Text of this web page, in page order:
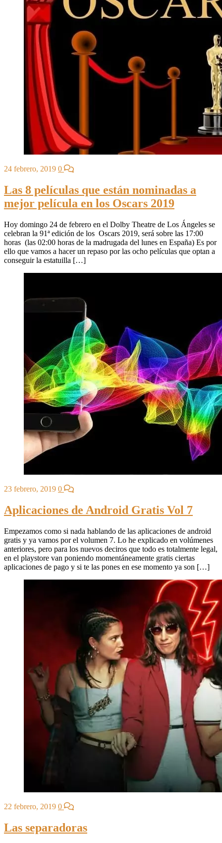
24 febrero, 2019 0
Las 8 películas que están nominadas a
mejor película en los Oscars 2019
Hoy domingo 24 de febrero en el Dolby Theatre de Los Ángeles se
celebran la 91ª edición de los Oscars 2019, será sobre las 17:00
horas (las 02:00 horas de la madrugada del lunes en España) Es por
ello que vamos a hacer un repaso por las ocho películas que optan a
conseguir la estatuilla […]
23 febrero, 2019 0
Aplicaciones de Android Gratis Vol 7
Empezamos como si nada hablando de las aplicaciones de android
gratis y ya vamos por el volumen 7. Lo he explicado en volúmenes
anteriores, pero para los nuevos deciros que todo es totalmente legal,
en el playstore van poniendo momentáneamente gratis ciertas
aplicaciones de pago y si te las pones en ese momento ya son […]
22 febrero, 2019 0
Las separadoras